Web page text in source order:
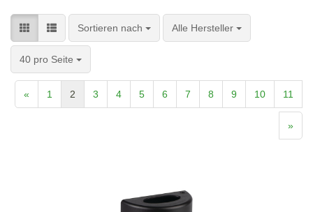
Sortieren nach
Sortieren nach Alle Hersteller
pro Seite
40 pro Seite
pro Seite
« 1 2 3 4 5 6 7 8 9 10 11
»